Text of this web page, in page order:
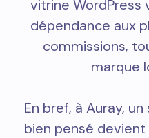
vitrine WordPress
dépendance aux
commissions,
marque
En bref, à Auray,
bien pensé devient